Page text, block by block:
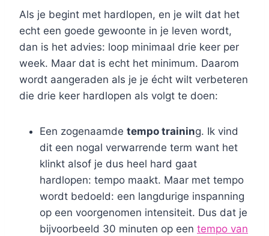
Als je begint met hardlopen, en je wilt dat het
echt een goede gewoonte in je leven wordt,
dan is het advies: loop minimaal drie keer per
week. Maar dat is echt het minimum. Daarom
wordt aangeraden als je je écht wilt verbeteren
die drie keer hardlopen als volgt te doen:
Een zogenaamde tempo training. Ik vind
dit een nogal verwarrende term want het
klinkt alsof je dus heel hard gaat
hardlopen: tempo maakt. Maar met tempo
wordt bedoeld: een langdurige inspanning
op een voorgenomen intensiteit. Dus dat je
bijvoorbeeld 30 minuten op een tempo van